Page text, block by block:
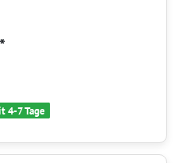
*
4-7 Tage